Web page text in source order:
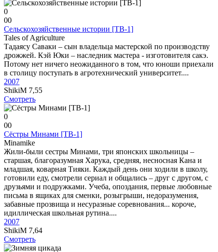
0
00
Сельскохозяйственные истории [ТВ-1]
Tales of Agriculture
Тадаясу Саваки – сын владельца мастерской по производству
дрожжей. Кэй Юки – наследник мастера - изготовителя сакэ.
Потому нет ничего неожиданного в том, что юноши приехали
в столицу поступать в агротехнический университет....
2007
ShikiM 7,55
Смотреть
0
00
Сёстры Минами [ТВ-1]
Minamike
Жили-были сестры Минами, три японских школьницы –
старшая, благоразумная Харука, средняя, несносная Кана и
младшая, коварная Тияки. Каждый день они ходили в школу,
готовили еду, смотрели сериал и общались – друг с другом, с
друзьями и подружками. Учеба, опоздания, первые любовные
письма в ящиках для сменки, розыгрыши, недоразумения,
забавные прозвища и несуразные соревнования... короче,
идиллическая школьная рутина....
2007
ShikiM 7,64
Смотреть